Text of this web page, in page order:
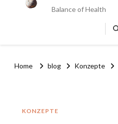
Balance of Health
Home blog Konzepte
KONZEPTE